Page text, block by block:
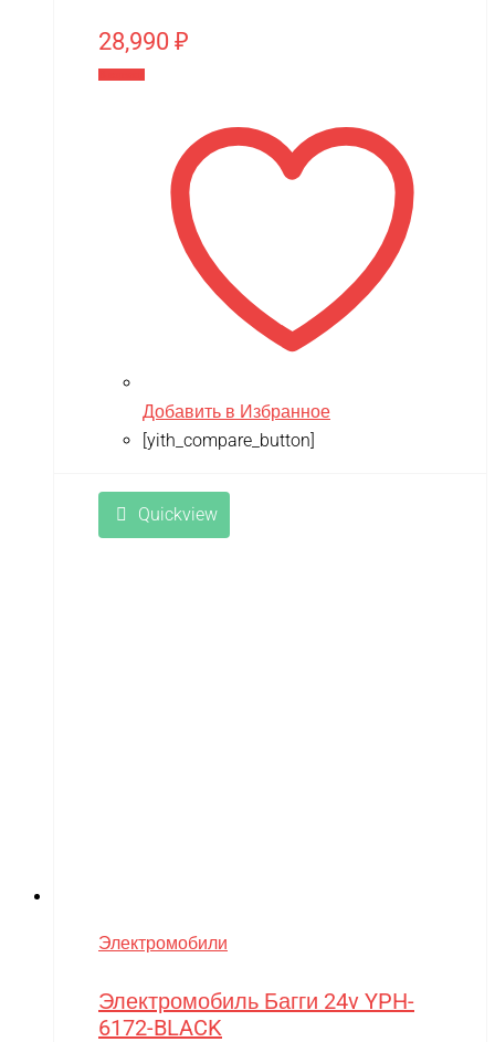
28,990 ₽
Добавить в Избранное
[yith_compare_button]
Quickview
Электромобили
Электромобиль Багги 24v YPH-
6172-BLACK